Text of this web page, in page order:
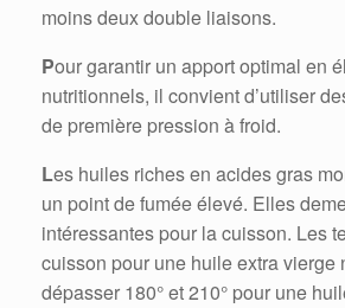
moins deux double liaisons.
Pour garantir un apport optimal en
nutritionnels, il convient d’utiliser
de première pression à froid.
Les huiles riches en acides gras
un point de fumée élevé. Elles
intéressantes pour la cuisson. Les
cuisson pour une huile extra vierge
dépasser 180° et 210° pour une